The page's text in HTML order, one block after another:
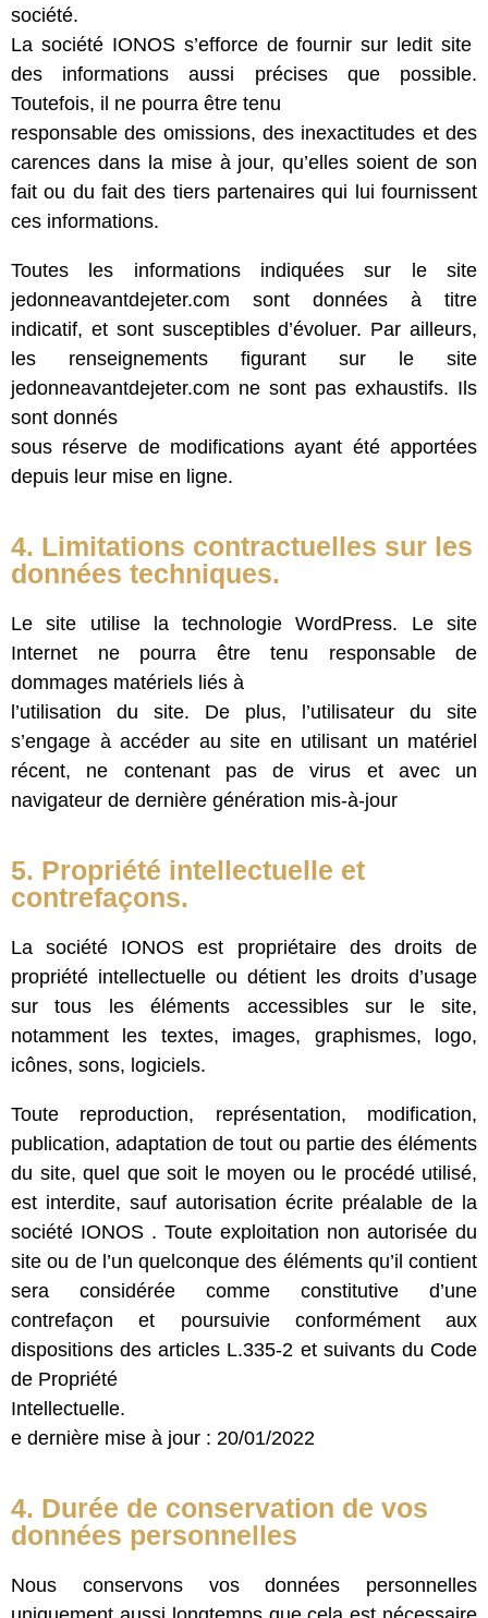
société.
La société IONOS s’efforce de fournir sur ledit site
des informations aussi précises que possible.
Toutefois, il ne pourra être tenu
responsable des omissions, des inexactitudes et des
carences dans la mise à jour, qu’elles soient de son
fait ou du fait des tiers partenaires qui lui fournissent
ces informations.
Toutes les informations indiquées sur le site
jedonneavantdejeter.com sont données à titre
indicatif, et sont susceptibles d’évoluer. Par ailleurs,
les renseignements figurant sur le site
jedonneavantdejeter.com ne sont pas exhaustifs. Ils
sont donnés
sous réserve de modifications ayant été apportées
depuis leur mise en ligne.
4. Limitations contractuelles sur les
données techniques.
Le site utilise la technologie WordPress. Le site
Internet ne pourra être tenu responsable de
dommages matériels liés à
l’utilisation du site. De plus, l’utilisateur du site
s’engage à accéder au site en utilisant un matériel
récent, ne contenant pas de virus et avec un
navigateur de dernière génération mis-à-jour
5. Propriété intellectuelle et
contrefaçons.
La société IONOS est propriétaire des droits de
propriété intellectuelle ou détient les droits d’usage
sur tous les éléments accessibles sur le site,
notamment les textes, images, graphismes, logo,
icônes, sons, logiciels.
Toute reproduction, représentation, modification,
publication, adaptation de tout ou partie des éléments
du site, quel que soit le moyen ou le procédé utilisé,
est interdite, sauf autorisation écrite préalable de la
société IONOS . Toute exploitation non autorisée du
site ou de l’un quelconque des éléments qu’il contient
sera considérée comme constitutive d’une
contrefaçon et poursuivie conformément aux
dispositions des articles L.335-2 et suivants du Code
de Propriété
Intellectuelle.
e dernière mise à jour : 20/01/2022
4. Durée de conservation de vos
données personnelles
Nous conservons vos données personnelles